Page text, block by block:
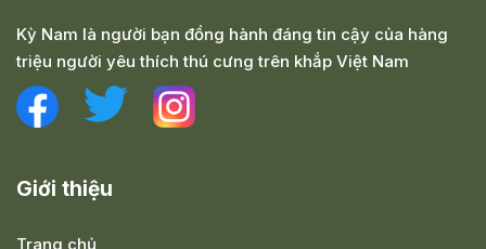
Kỳ Nam là người bạn đồng hành đáng tin cậy của hàng
triệu người yêu thích thú cưng trên khắp Việt Nam
Giới thiệu
Trang chủ